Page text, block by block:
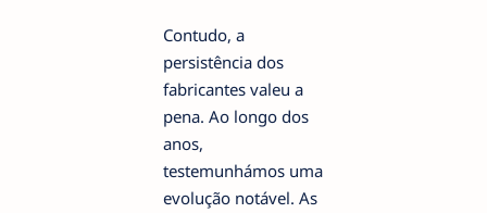
Contudo, a
persistência dos
fabricantes valeu a
pena. Ao longo dos
anos,
testemunhámos uma
evolução notável. As